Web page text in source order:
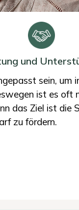
und
sein, um
ist es oft
das Ziel ist die
zu fördern.